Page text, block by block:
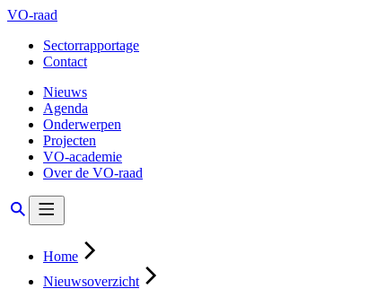
VO-raad
Sectorrapportage
Contact
Nieuws
Agenda
Onderwerpen
Projecten
VO-academie
Over de VO-raad
Home
Nieuwsoverzicht